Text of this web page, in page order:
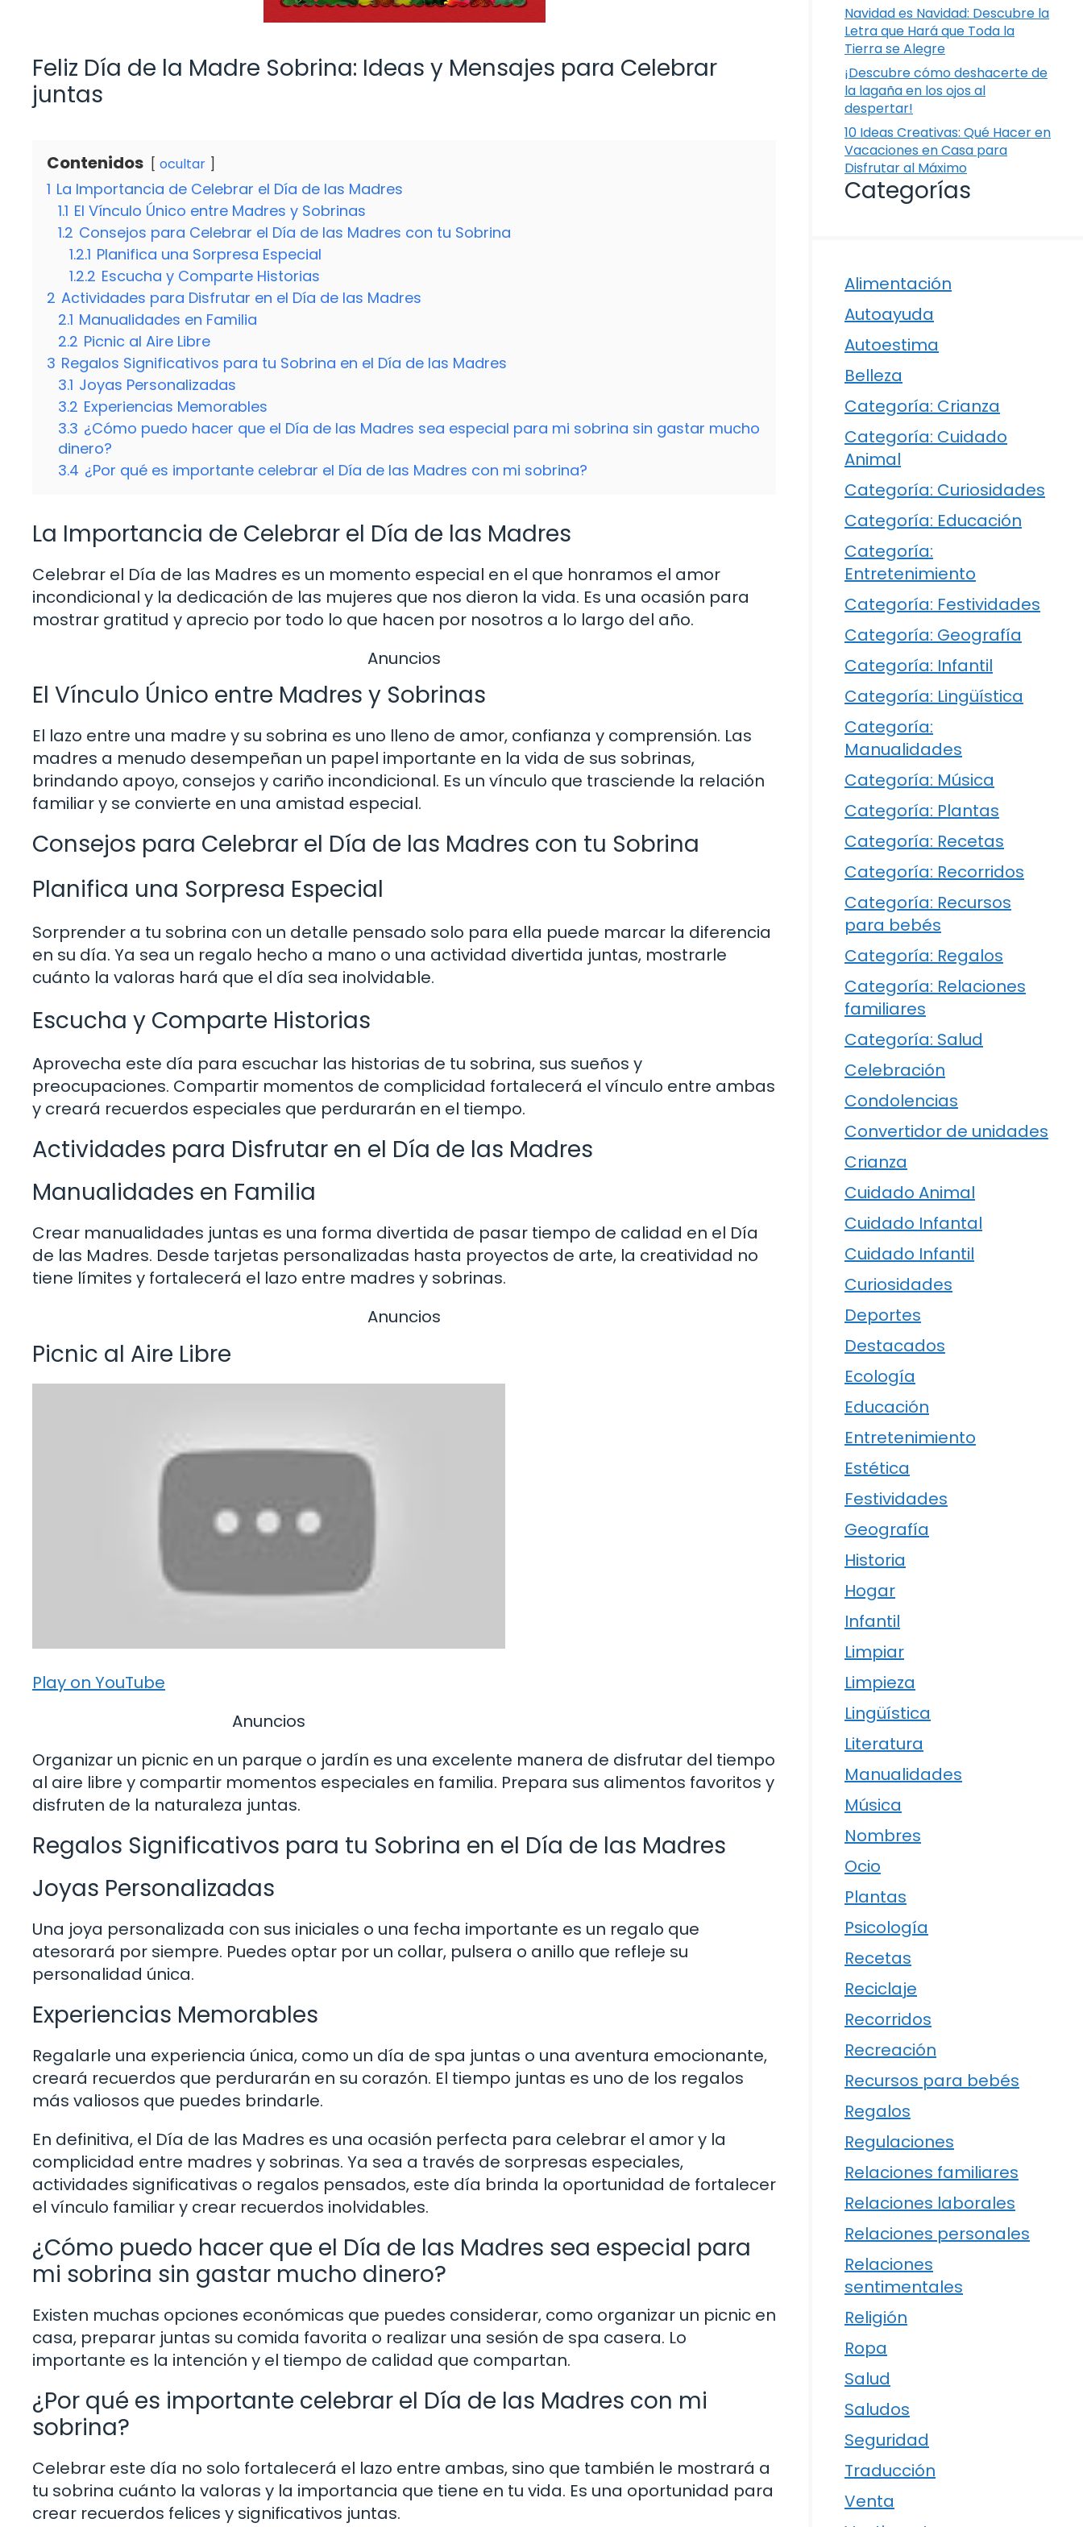
Feliz Día de la Madre Sobrina: Ideas y Mensajes para Celebrar
juntas
Contenidos ocultar
1 La Importancia de Celebrar el Día de las Madres
1.1 El Vínculo Único entre Madres y Sobrinas
1.2 Consejos para Celebrar el Día de las Madres con tu Sobrina
1.2.1 Planifica una Sorpresa Especial
1.2.2 Escucha y Comparte Historias
2 Actividades para Disfrutar en el Día de las Madres
2.1 Manualidades en Familia
2.2 Picnic al Aire Libre
3 Regalos Significativos para tu Sobrina en el Día de las Madres
3.1 Joyas Personalizadas
3.2 Experiencias Memorables
3.3 ¿Cómo puedo hacer que el Día de las Madres sea especial para mi sobrina sin gastar mucho
dinero?
3.4 ¿Por qué es importante celebrar el Día de las Madres con mi sobrina?
La Importancia de Celebrar el Día de las Madres
Celebrar el Día de las Madres es un momento especial en el que honramos el amor
incondicional y la dedicación de las mujeres que nos dieron la vida. Es una ocasión para
mostrar gratitud y aprecio por todo lo que hacen por nosotros a lo largo del año.
Anuncios
El Vínculo Único entre Madres y Sobrinas
El lazo entre una madre y su sobrina es uno lleno de amor, confianza y comprensión. Las
madres a menudo desempeñan un papel importante en la vida de sus sobrinas,
brindando apoyo, consejos y cariño incondicional. Es un vínculo que trasciende la relación
familiar y se convierte en una amistad especial.
Consejos para Celebrar el Día de las Madres con tu Sobrina
Planifica una Sorpresa Especial
Sorprender a tu sobrina con un detalle pensado solo para ella puede marcar la diferencia
en su día. Ya sea un regalo hecho a mano o una actividad divertida juntas, mostrarle
cuánto la valoras hará que el día sea inolvidable.
Escucha y Comparte Historias
Aprovecha este día para escuchar las historias de tu sobrina, sus sueños y
preocupaciones. Compartir momentos de complicidad fortalecerá el vínculo entre ambas
y creará recuerdos especiales que perdurarán en el tiempo.
Actividades para Disfrutar en el Día de las Madres
Manualidades en Familia
Crear manualidades juntas es una forma divertida de pasar tiempo de calidad en el Día
de las Madres. Desde tarjetas personalizadas hasta proyectos de arte, la creatividad no
tiene límites y fortalecerá el lazo entre madres y sobrinas.
Anuncios
Picnic al Aire Libre
Play on YouTube
Anuncios
Organizar un picnic en un parque o jardín es una excelente manera de disfrutar del tiempo
al aire libre y compartir momentos especiales en familia. Prepara sus alimentos favoritos y
disfruten de la naturaleza juntas.
Regalos Significativos para tu Sobrina en el Día de las Madres
Joyas Personalizadas
Una joya personalizada con sus iniciales o una fecha importante es un regalo que
atesorará por siempre. Puedes optar por un collar, pulsera o anillo que refleje su
personalidad única.
Experiencias Memorables
Regalarle una experiencia única, como un día de spa juntas o una aventura emocionante,
creará recuerdos que perdurarán en su corazón. El tiempo juntas es uno de los regalos
más valiosos que puedes brindarle.
En definitiva, el Día de las Madres es una ocasión perfecta para celebrar el amor y la
complicidad entre madres y sobrinas. Ya sea a través de sorpresas especiales,
actividades significativas o regalos pensados, este día brinda la oportunidad de fortalecer
el vínculo familiar y crear recuerdos inolvidables.
¿Cómo puedo hacer que el Día de las Madres sea especial para
mi sobrina sin gastar mucho dinero?
Existen muchas opciones económicas que puedes considerar, como organizar un picnic en
casa, preparar juntas su comida favorita o realizar una sesión de spa casera. Lo
importante es la intención y el tiempo de calidad que compartan.
¿Por qué es importante celebrar el Día de las Madres con mi
sobrina?
Celebrar este día no solo fortalecerá el lazo entre ambas, sino que también le mostrará a
tu sobrina cuánto la valoras y la importancia que tiene en tu vida. Es una oportunidad para
crear recuerdos felices y significativos juntas.
Navidad es Navidad: Descubre la
Letra que Hará que Toda la
Tierra se Alegre
¡Descubre cómo deshacerte de
la lagaña en los ojos al
despertar!
10 Ideas Creativas: Qué Hacer en
Vacaciones en Casa para
Disfrutar al Máximo
Categorías
Alimentación
Autoayuda
Autoestima
Belleza
Categoría: Crianza
Categoría: Cuidado
Animal
Categoría: Curiosidades
Categoría: Educación
Categoría:
Entretenimiento
Categoría: Festividades
Categoría: Geografía
Categoría: Infantil
Categoría: Lingüística
Categoría:
Manualidades
Categoría: Música
Categoría: Plantas
Categoría: Recetas
Categoría: Recorridos
Categoría: Recursos
para bebés
Categoría: Regalos
Categoría: Relaciones
familiares
Categoría: Salud
Celebración
Condolencias
Convertidor de unidades
Crianza
Cuidado Animal
Cuidado Infantal
Cuidado Infantil
Curiosidades
Deportes
Destacados
Ecología
Educación
Entretenimiento
Estética
Festividades
Geografía
Historia
Hogar
Infantil
Limpiar
Limpieza
Lingüística
Literatura
Manualidades
Música
Nombres
Ocio
Plantas
Psicología
Recetas
Reciclaje
Recorridos
Recreación
Recursos para bebés
Regalos
Regulaciones
Relaciones familiares
Relaciones laborales
Relaciones personales
Relaciones
sentimentales
Religión
Ropa
Salud
Saludos
Seguridad
Traducción
Venta